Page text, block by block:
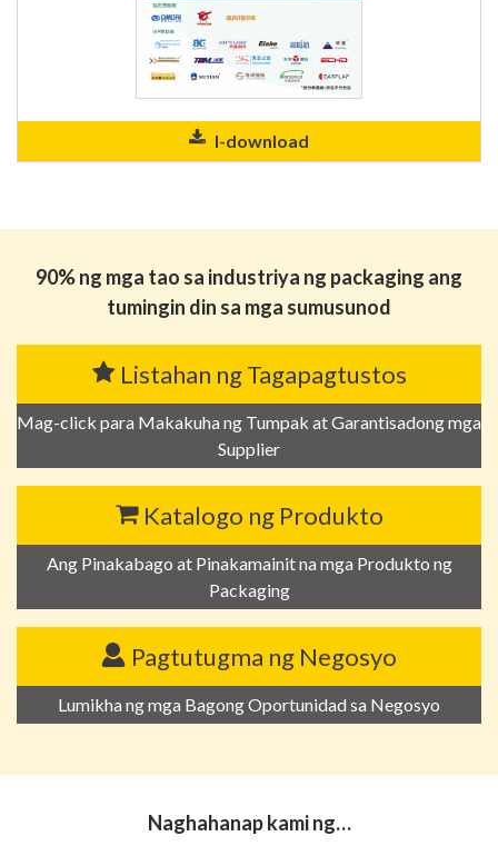
I-download
90% ng mga tao sa industriya ng packaging ang
tumingin din sa mga sumusunod
Listahan ng Tagapagtustos
Mag-click para Makakuha ng Tumpak at Garantisadong mga
Supplier
Katalogo ng Produkto
Ang Pinakabago at Pinakamainit na mga Produkto ng
Packaging
Pagtutugma ng Negosyo
Lumikha ng mga Bagong Oportunidad sa Negosyo
Naghahanap kami ng…